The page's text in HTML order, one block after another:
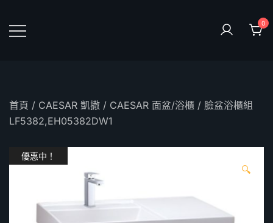
content
0
首頁 / CAESAR 凱撒 / CAESAR 面盆/浴櫃 / 臉盆浴櫃組
LF5382,EH05382DW1
優惠中！
🔍